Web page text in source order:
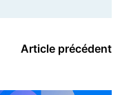
Article précédent